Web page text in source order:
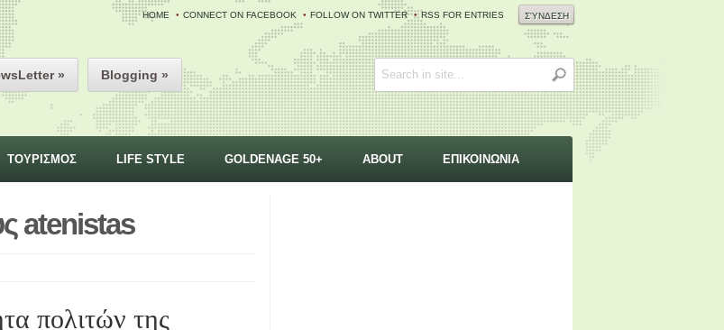
HOME CONNECT ON FACEBOOK FOLLOW ON TWITTER RSS FOR ENTRIES ΣΎΝΔΕΣΗ
» Blogging »
ΤΟΥΡΙΣΜΟΣ LIFE STYLE GOLDENAGE 50+ ABOUT ΕΠΙΚΟΙΝΩΝΙΑ
atenistas
πολιτών της